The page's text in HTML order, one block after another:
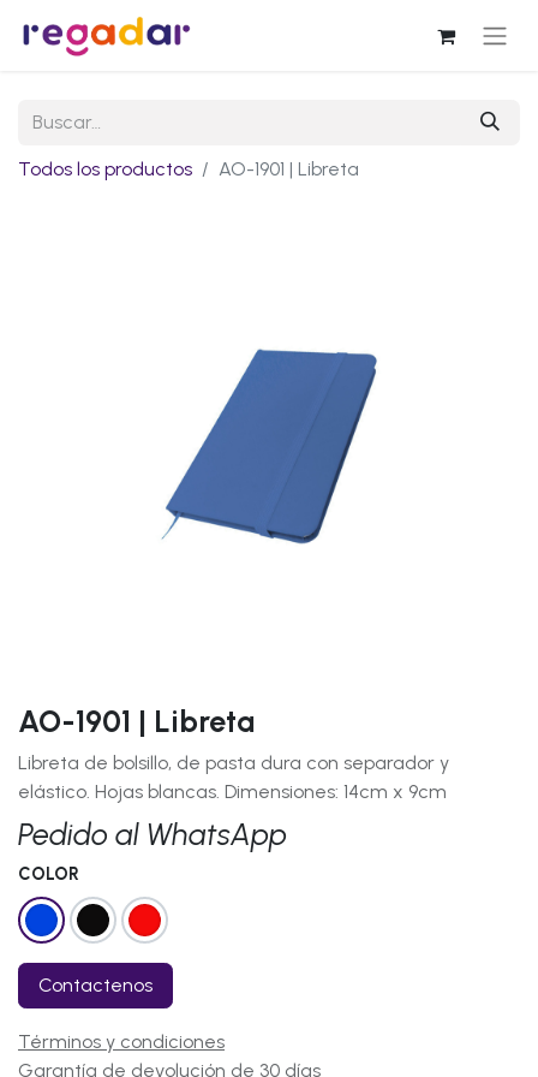
Todos los productos AO-1901 | Libreta
AO-1901 | Libreta
Libreta de bolsillo, de pasta dura con separador y
elástico. Hojas blancas. Dimensiones: 14cm x 9cm
Pedido al WhatsApp
COLOR
Contactenos
Términos y condiciones
Garantía de devolución de 30 días